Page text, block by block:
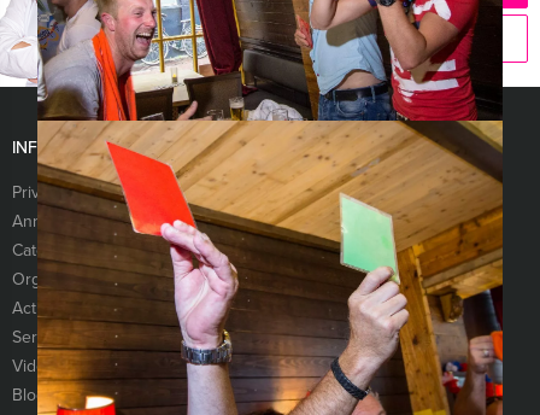
BEL 020 427 29 09
INFORMATIE
Privacy- en cookieverklaring
Algemene voorwaarden
Annuleringsverzekering
Vraag & antwoord
Categorieën
Nieuwsbrief
Organisatie
Activiteiten
Vacatures
Services
Sitemap
Video’s
Links
Blog